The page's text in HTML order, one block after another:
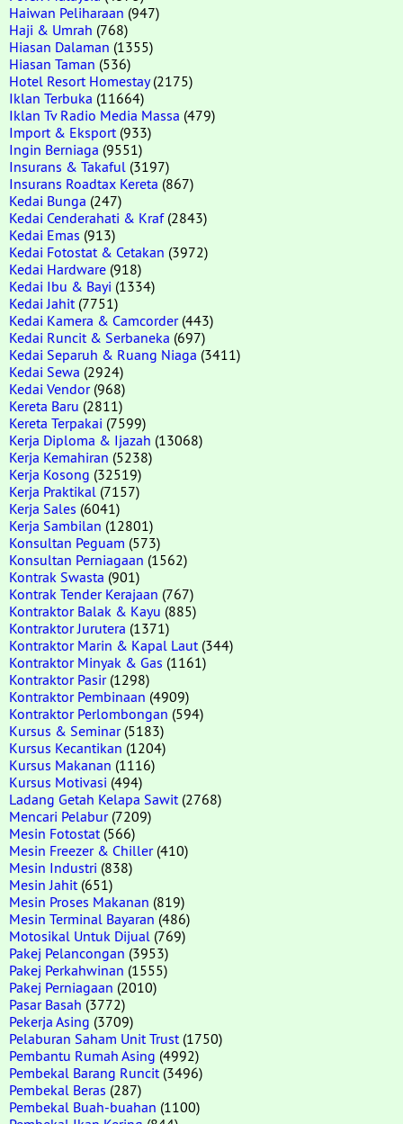
Haiwan Peliharaan (947)
Haji & Umrah (768)
Hiasan Dalaman (1355)
Hiasan Taman (536)
Hotel Resort Homestay(2175)
Iklan Terbuka (11664)
Iklan Tv Radio Media Massa (479)
Import & Eksport (933)
Ingin Berniaga (9551)
Insurans & Takaful (3197)
Insurans Roadtax Kereta (867)
Kedai Bunga (247)
Kedai Cenderahati & Kraf(2843)
Kedai Emas (913)
Kedai Fotostat & Cetakan (3972)
Kedai Hardware (918)
Kedai Ibu & Bayi (1334)
Kedai Jahit (7751)
Kedai Kamera & Camcorder(443)
Kedai Runcit & Serbaneka (697)
Kedai Separuh & Ruang Niaga (3411)
Kedai Sewa (2924)
Kedai Vendor(968)
Kereta Baru (2811)
Kereta Terpakai (7599)
Kerja Diploma & Ijazah (13068)
Kerja Kemahiran (5238)
Kerja Kosong (32519)
Kerja Praktikal (7157)
Kerja Sales (6041)
Kerja Sambilan (12801)
Konsultan Peguam (573)
Konsultan Perniagaan (1562)
Kontrak Swasta (901)
Kontrak Tender Kerajaan (767)
Kontraktor Balak & Kayu (885)
Kontraktor Jurutera (1371)
Kontraktor Marin & Kapal Laut (344)
Kontraktor Minyak & Gas (1161)
Kontraktor Pasir(1298)
Kontraktor Pembinaan (4909)
Kontraktor Perlombongan (594)
Kursus & Seminar(5183)
Kursus Kecantikan (1204)
Kursus Makanan (1116)
Kursus Motivasi (494)
Ladang Getah Kelapa Sawit (2768)
Mencari Pelabur(7209)
Mesin Fotostat (566)
Mesin Freezer & Chiller(410)
Mesin Industri (838)
Mesin Jahit (651)
Mesin Proses Makanan (819)
Mesin Terminal Bayaran (486)
Motosikal Untuk Dijual (769)
Pakej Pelancongan (3953)
Pakej Perkahwinan (1555)
Pakej Perniagaan (2010)
Pasar Basah (3772)
Pekerja Asing (3709)
Pelaburan Saham Unit Trust (1750)
Pembantu Rumah Asing (4992)
Pembekal Barang Runcit (3496)
Pembekal Beras (287)
Pembekal Buah-buahan (1100)